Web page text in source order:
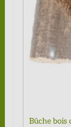
Bûche bois